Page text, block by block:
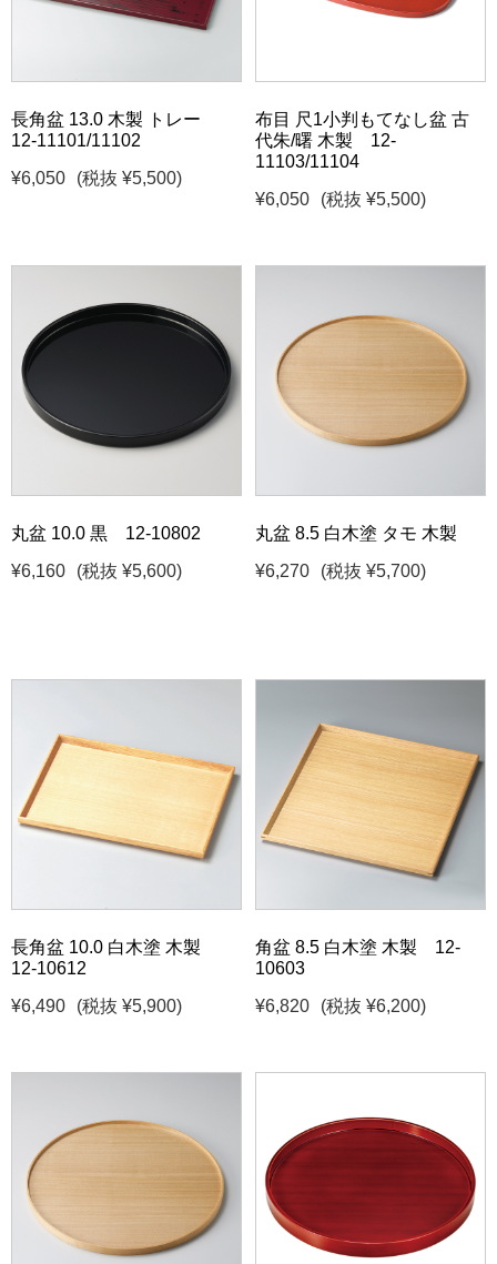
長角盆 13.0 木製 トレー
12-11101/11102
¥6,050
(税抜 ¥5,500)
布目 尺1小判もてなし盆 古
代朱/曙 木製 12-
11103/11104
¥6,050
(税抜 ¥5,500)
丸盆 10.0 黒 12-10802
¥6,160
(税抜 ¥5,600)
丸盆 8.5 白木塗 タモ 木製
¥6,270
(税抜 ¥5,700)
長角盆 10.0 白木塗 木製
12-10612
¥6,490
(税抜 ¥5,900)
角盆 8.5 白木塗 木製 12-
10603
¥6,820
(税抜 ¥6,200)